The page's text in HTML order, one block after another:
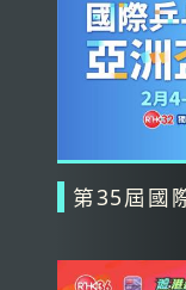
第35屆國